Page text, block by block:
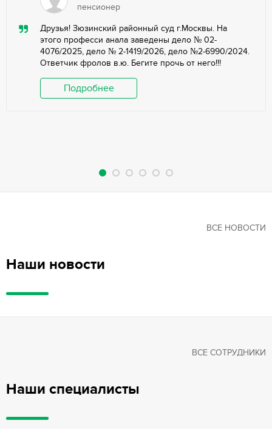
пенсионер
Друзья! Зюзинский районный суд г.Москвы. На
этого професси анала заведены дело № 02-
4076/2025, дело № 2-1419/2026, дело №2-6990/2024.
Ответчик фролов в.ю. Бегите прочь от него!!!
Подробнее
Наши новости
ВСЕ НОВОСТИ
Наши специалисты
ВСЕ СОТРУДНИКИ